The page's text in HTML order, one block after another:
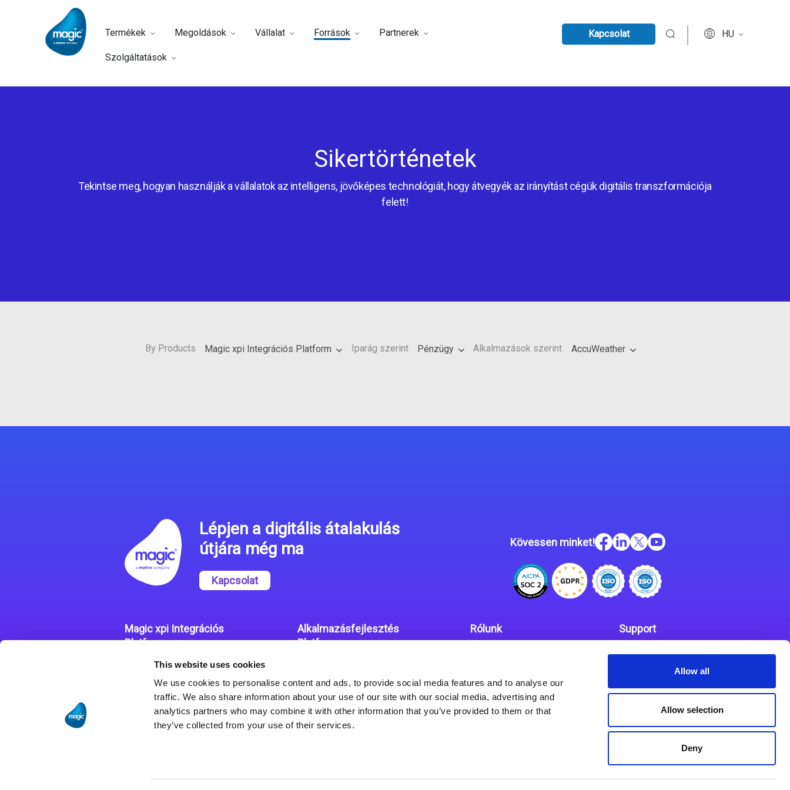
This website uses cookies
We use cookies to personalise content and ads, to provide social media features and to analyse our
traffic. We also share information about your use of our site with our social media, advertising and
analytics partners who may combine it with other information that you’ve provided to them or that
they’ve collected from your use of their services.
Allow all
Allow selection
Deny
Termékek Megoldások Vállalat Források Partnerek
Szolgáltatások
Kapcsolat HU
Sikertörténetek
Tekintse meg, hogyan használják a vállalatok az intelligens, jövőképes technológiát, hogy átvegyék az irányítást cégük digitális transzformációja
felett!
By Products Magic xpi Integrációs Platform Iparág szerint Pénzügy Alkalmazások szerint AccuWeather
Lépjen a digitális átalakulás
útjára még ma
Kapcsolat
Kövessen minket!
Magic xpi Integrációs
Platform
Integrációs Platform
Sikertörténetek
Alkalmazásfejlesztés
Platform
platform
Magic xpa Web Alkalmazás
Keretrendszer
Rólunk
Support
Kapcsolat